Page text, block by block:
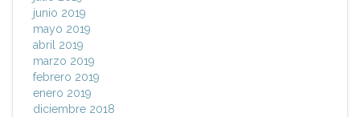
junio 2019
mayo 2019
abril 2019
marzo 2019
febrero 2019
enero 2019
diciembre 2018